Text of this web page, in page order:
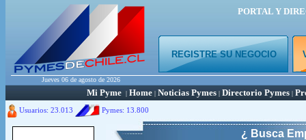
PORTAL Y
REGISTRE SU NEGOCIO
Jueves 06 de agosto de 2026
Mi Pyme | Home | Noticias Pymes | Directorio Pymes |
Usuarios: 23.013 Pymes: 13.800
¿ Busca